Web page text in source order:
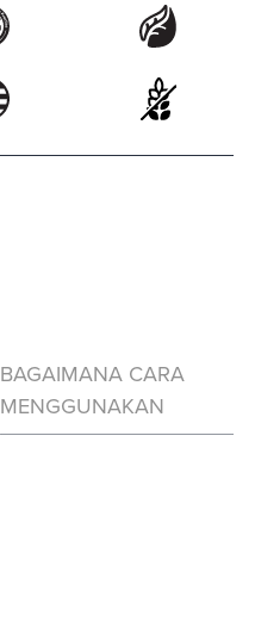
BAGAIMANA CARA
MENGGUNAKAN